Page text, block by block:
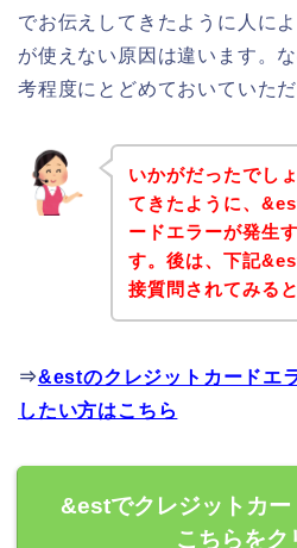
でお伝えしてきたように人に
が使えない原因は違います。
考程度にとどめておいていた
いかがだったでし
てきたように、
ードエラーが発生
す。後は、下記
接質問されてみる
⇒&estのクレジットカードエ
したい方はこちら
&estでクレジットカ
こちらをク